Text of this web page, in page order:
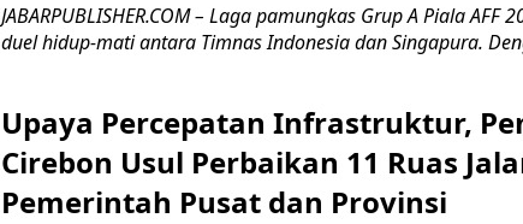
JABARPUBLISHER.COM – Laga pamungkas Grup A Piala AFF
duel hidup-mati antara Timnas Indonesia dan Singapura.
Upaya Percepatan Infrastruktur,
Cirebon Usul Perbaikan 11 Ruas
Pemerintah Pusat dan Provinsi